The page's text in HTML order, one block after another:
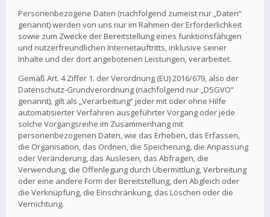
Personenbezogene Daten (nachfolgend zumeist nur „Daten“
genannt) werden von uns nur im Rahmen der Erforderlichkeit
sowie zum Zwecke der Bereitstellung eines funktionsfähigen
und nutzerfreundlichen Internetauftritts, inklusive seiner
Inhalte und der dort angebotenen Leistungen, verarbeitet.
Gemäß Art. 4 Ziffer 1. der Verordnung (EU) 2016/679, also der
Datenschutz-Grundverordnung (nachfolgend nur „DSGVO“
genannt), gilt als „Verarbeitung“ jeder mit oder ohne Hilfe
automatisierter Verfahren ausgeführter Vorgang oder jede
solche Vorgangsreihe im Zusammenhang mit
personenbezogenen Daten, wie das Erheben, das Erfassen,
die Organisation, das Ordnen, die Speicherung, die Anpassung
oder Veränderung, das Auslesen, das Abfragen, die
Verwendung, die Offenlegung durch Übermittlung, Verbreitung
oder eine andere Form der Bereitstellung, den Abgleich oder
die Verknüpfung, die Einschränkung, das Löschen oder die
Vernichtung.